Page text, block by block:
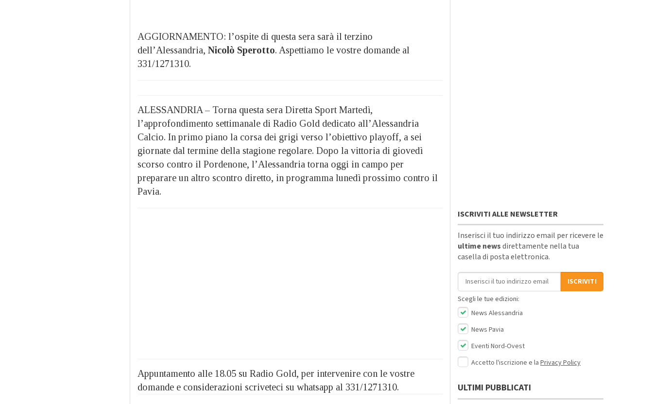
AGGIORNAMENTO: l’ospite di questa sera sarà il terzino
dell’Alessandria, Nicolò Sperotto. Aspettiamo le vostre domande al
331/1271310.
ALESSANDRIA – Torna questa sera Diretta Sport Martedì,
l’approfondimento settimanale di Radio Gold dedicato all’Alessandria
Calcio. In primo piano la corsa dei grigi verso l’obiettivo playoff, a sei
giornate dal termine della stagione regolare. Dopo la vittoria di giovedì
scorso contro il Pordenone, l’Alessandria torna oggi in campo per
preparare un altro scontro diretto, in programma lunedì prossimo contro il
Pavia.
Appuntamento alle 18.05 su Radio Gold, per intervenire con le vostre
domande e considerazioni scriveteci su whatsapp al 331/1271310.
ISCRIVITI ALLE NEWSLETTER
Inserisci il tuo indirizzo email per ricevere le
ultime newsdirettamente nella tua
casella di posta elettronica.
Indirizzo email
ISCRIVITI
Scegli le tue edizioni:
News Alessandria
News Pavia
Eventi Nord-Ovest
Accetto l'iscrizione e la Privacy Policy
ULTIMI PUBBLICATI